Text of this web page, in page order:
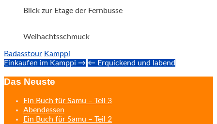
Blick zur Etage der Fernbusse
Weihachtsschmuck
Badasstour Kamppi
Post
navigation
Einkaufen im Kamppi → ← Erquickend und labend
Das Neuste
Ein Buch für Samu – Teil 3
Abendessen
Ein Buch für Samu – Teil 2